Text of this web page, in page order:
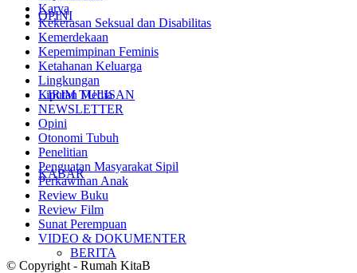
OPINI
KIRIM TULISAN
KABAR
BERITA
Karya
Kekerasan Seksual dan Disabilitas
Kemerdekaan
Kepemimpinan Feminis
Ketahanan Keluarga
Lingkungan
Liputan Media
NEWSLETTER
Opini
Otonomi Tubuh
Penelitian
Penguatan Masyarakat Sipil
Perkawinan Anak
Review Buku
Review Film
Sunat Perempuan
VIDEO & DOKUMENTER
© Copyright - Rumah KitaB